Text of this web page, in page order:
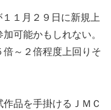
１月２９日に新規上
可能かもしれない。
倍～２倍程度上回りそ
品を手掛けるＪＭＣ